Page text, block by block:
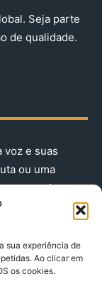
sua experiência de
Ao clicar em
os cookies.
Seja parte
de qualidade.
voz e suas
ou uma
agora!